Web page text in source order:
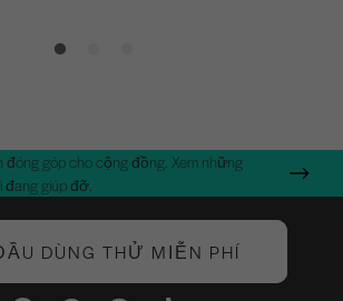
đóng góp cho cộng đồng. Xem những
đang giúp đỡ.
DÙNG THỬ MIỄN PHÍ